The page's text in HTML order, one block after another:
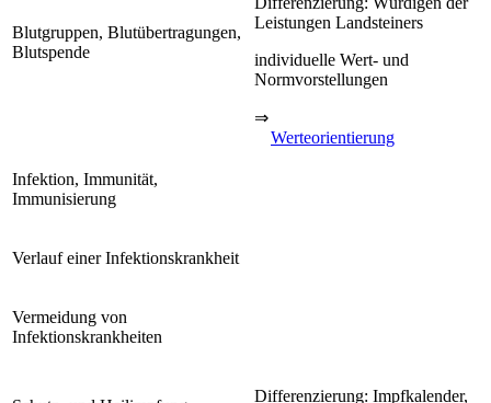
Blutgruppen, Blutübertragungen,
Blutspende
Leistungen Landsteiners
individuelle Wert- und
Normvorstellungen
⇒
Werteorientierung
Infektion, Immunität,
Immunisierung
Verlauf einer Infektionskrankheit
Vermeidung von
Infektionskrankheiten
Differenzierung: Impfkalender,